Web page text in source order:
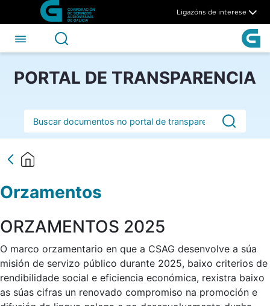
Skip to Main Content
Orzamentos - CSAGLigazóns de interese
PORTAL DE TRANSPARENCIA
Barra de busca
Orzamentos
ORZAMENTOS 2025
O marco orzamentario en que a CSAG desenvolve a súa
misión de servizo público durante 2025, baixo criterios de
rendibilidade social e eficiencia económica, rexistra baixo
as súas cifras un renovado compromiso na promoción e